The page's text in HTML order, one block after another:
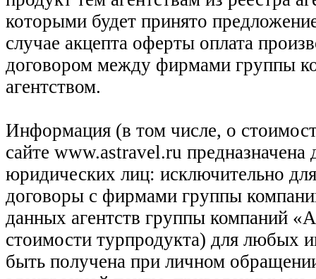
которыми будет принято
случае акцепта оферты оплата
договором между фирмами группы
агентством.
Информация (в том числе, о
сайте www.astravel.ru предназначена
юридических лиц: исключительно
договоры с фирмами группы
данных агентств группы компаний
стоимости турпродукта) для любых
быть получена при личном